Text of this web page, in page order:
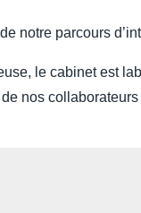
notre parcours
le cabinet est
nos